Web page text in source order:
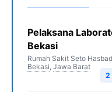
Pelaksana
Bekasi
Rumah Sakit Seto
Bekasi, Jawa Barat
2